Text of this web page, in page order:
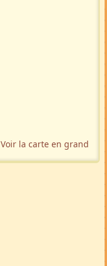
Voir la carte en grand